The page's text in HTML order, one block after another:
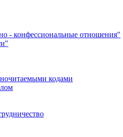
- конфессиональные отношения"
кодами